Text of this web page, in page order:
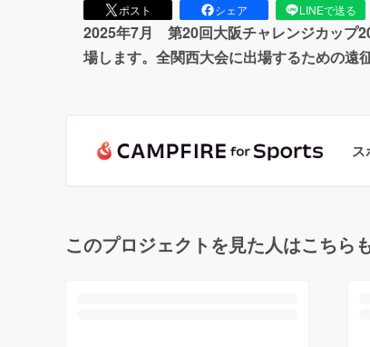
ポスト シェア LINEで送る
2025年7月 第20回大阪チャレンジカップ
場します。全関西大会に出場するための遠
ス
このプロジェクトを見た人はこちら